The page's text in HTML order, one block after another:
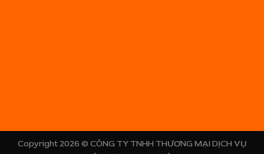
Copyright 2026 © CÔNG TY TNHH THƯƠNG MẠI DỊCH VỤ